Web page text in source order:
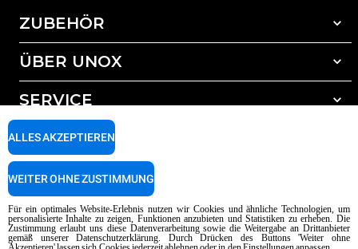
ZUBEHÖR
Gesamtes Zubehör
Wasseraufbereitung mit Kunstharzfiltern
Wasseraufbereitung durch Umkehrosmose
ÜBER UNOX
Unsere Standorte weltweit
SERVICE
Unox garantie
Händler Suche
Copyright 2026 UNOX SpA Alle Rechte vorbehalten. Reg. Imp. Padova n °
04230750285 - REA Padova 372835 - Kap. Soc. 5.000.000 € iv - P.IVA / CF
Für ein optimales Website-Erlebnis nutzen wir Cookies und ähnliche Technologien, um
personalisierte Inhalte zu zeigen, Funktionen anzubieten und Statistiken zu erheben. Die
Zustimmung erlaubt uns diese Datenverarbeitung sowie die Weitergabe an Drittanbieter
gemäß unserer Datenschutzerklärung. Durch Drücken des Buttons 'Weiter ohne
ALLES AKZEPTIEREN
WEITER OHNE ZUSTIMMUNG